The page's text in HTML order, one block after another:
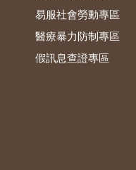
易服社會勞動專區
醫療暴力防制專區
假訊息查證專區